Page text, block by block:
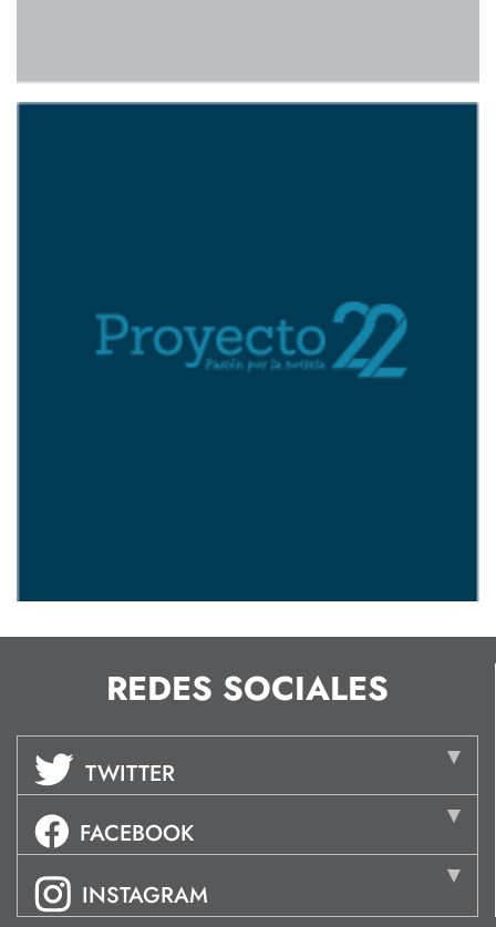
REDES SOCIALES
TWITTER
FACEBOOK
INSTAGRAM